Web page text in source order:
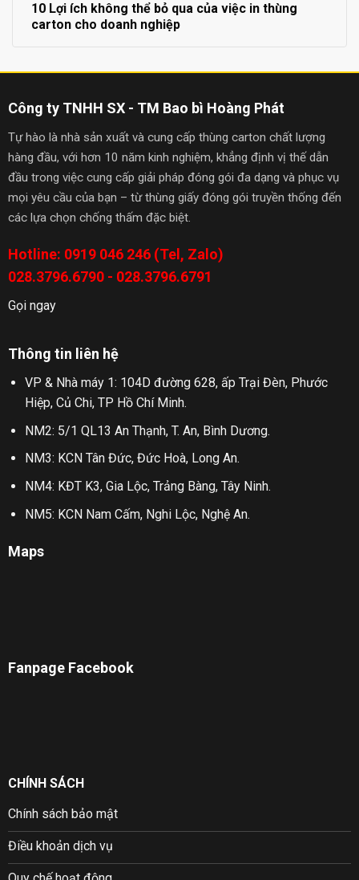
10 Lợi ích không thể bỏ qua của việc in thùng
carton cho doanh nghiệp
Công ty TNHH SX - TM Bao bì Hoàng Phát
Tự hào là nhà sản xuất và cung cấp thùng carton chất lượng
hàng đầu, với hơn 10 năm kinh nghiệm, khẳng định vị thế dẫn
đầu trong việc cung cấp giải pháp đóng gói đa dạng và phục vụ
mọi yêu cầu của bạn – từ thùng giấy đóng gói truyền thống đến
các lựa chọn chống thấm đặc biệt.
Hotline: 0919 046 246 (Tel, Zalo)
028.3796.6790 - 028.3796.6791
Gọi ngay
Thông tin liên hệ
VP & Nhà máy 1: 104D đường 628, ấp Trại Đèn, Phước
Hiệp, Củ Chi, TP Hồ Chí Minh.
NM2: 5/1 QL13 An Thạnh, T. An, Bình Dương.
NM3: KCN Tân Đức, Đức Hoà, Long An.
NM4: KĐT K3, Gia Lộc, Trảng Bàng, Tây Ninh.
NM5: KCN Nam Cấm, Nghi Lộc, Nghệ An.
Maps
Fanpage Facebook
CHÍNH SÁCH
Chính sách bảo mật
Điều khoản dịch vụ